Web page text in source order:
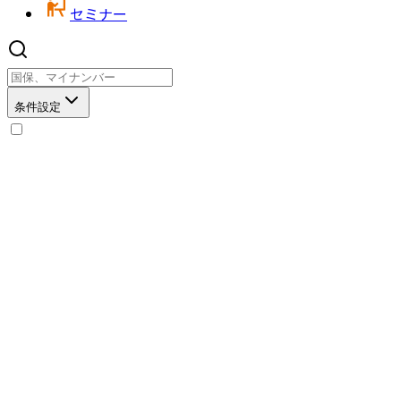
セミナー
条件設定